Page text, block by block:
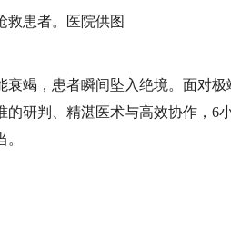
救患者。医院供图
竭，患者瞬间坠入绝境。面对极
研判、精湛医术与高效协作，6